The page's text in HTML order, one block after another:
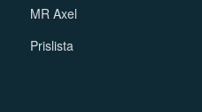
MR Axel
Prislista